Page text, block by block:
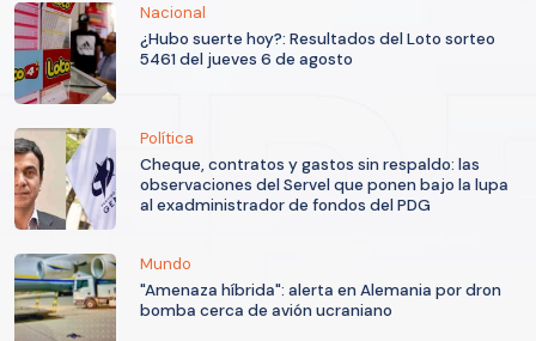
Nacional
¿Hubo suerte hoy?: Resultados del Loto sorteo
5461 del jueves 6 de agosto
Política
Cheque, contratos y gastos sin respaldo: las
observaciones del Servel que ponen bajo la lupa
al exadministrador de fondos del PDG
Mundo
"Amenaza híbrida": alerta en Alemania por dron
bomba cerca de avión ucraniano